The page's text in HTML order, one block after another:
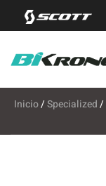
Inicio/Specialized/